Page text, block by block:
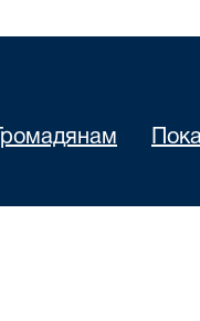
Громадянам